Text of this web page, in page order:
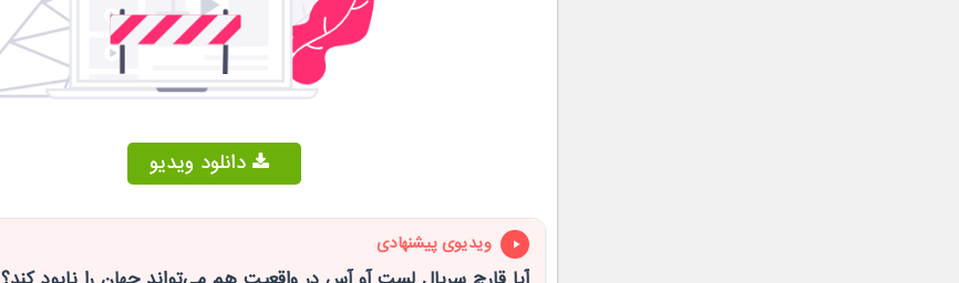
دانلود ویدیو
ویدیوی پیشنهادی